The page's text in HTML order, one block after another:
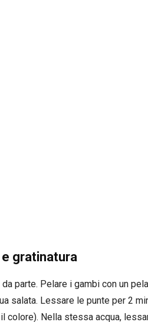
gratinatura
parte. Pelare i gambi con un
salata. Lessare le punte per 2
colore). Nella stessa acqua,